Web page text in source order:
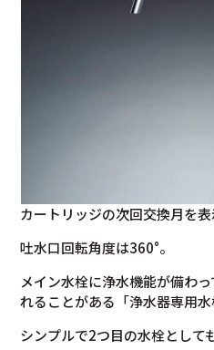
カートリッジの次回交換月を表
吐水口回転角度は360°。
メイン水栓に浄水機能が備わ
れることがある「浄水器専用水
シンプルで2つ目の水栓として